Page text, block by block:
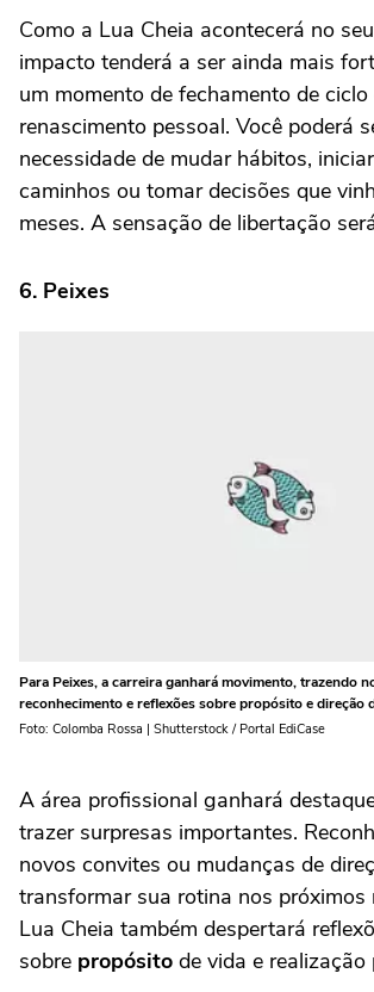
Como a Lua Cheia acontecerá no
impacto tenderá a ser ainda mais
um momento de fechamento de ciclo
renascimento pessoal. Você poderá
necessidade de mudar hábitos,
caminhos ou tomar decisões que
meses. A sensação de libertação
6. Peixes
Para Peixes, a carreira ganhará movimento, trazendo
reconhecimento e reflexões sobre propósito e direção
Foto: Colomba Rossa | Shutterstock / Portal EdiCase
A área profissional ganhará
trazer surpresas importantes.
novos convites ou mudanças de
transformar sua rotina nos próximos
Lua Cheia também despertará
sobre propósito de vida e realização